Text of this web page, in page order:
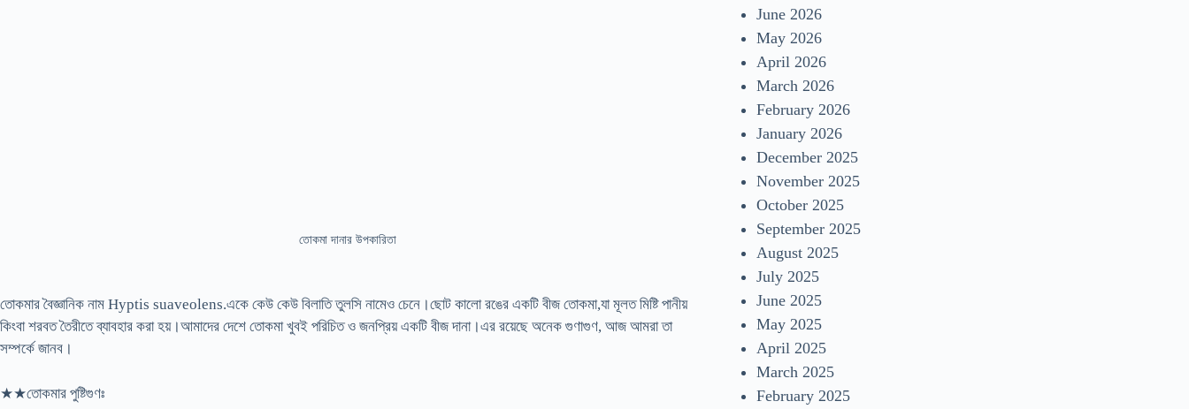
তোকমা দানার উপকারিতা
তোকমার বৈজ্ঞানিক নাম Hyptis suaveolens.একে কেউ কেউ বিলাতি তুলসি নামেও চেনে।ছোট কালো রঙের একটি বীজ তোকমা,যা মূলত মিষ্টি পানীয়
কিংবা শরবত তৈরীতে ব্যাবহার করা হয়।আমাদের দেশে তোকমা খুবই পরিচিত ও জনপ্রিয় একটি বীজ দানা।এর রয়েছে অনেক গুণাগুণ, আজ আমরা তা
সম্পর্কে জানব।
★★তোকমার পুষ্টিগুণঃ
June 2026
May 2026
April 2026
March 2026
February 2026
January 2026
December 2025
November 2025
October 2025
September 2025
August 2025
July 2025
June 2025
May 2025
April 2025
March 2025
February 2025